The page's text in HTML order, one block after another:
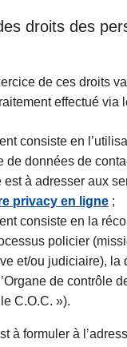
droits des
de ces droits
effectué via
consiste en
de données de
est à adresser aux
privacy en ligne ;
consiste en la
policier
et/ou judiciaire), la
de contrôle
C.O.C. »).
à formuler à